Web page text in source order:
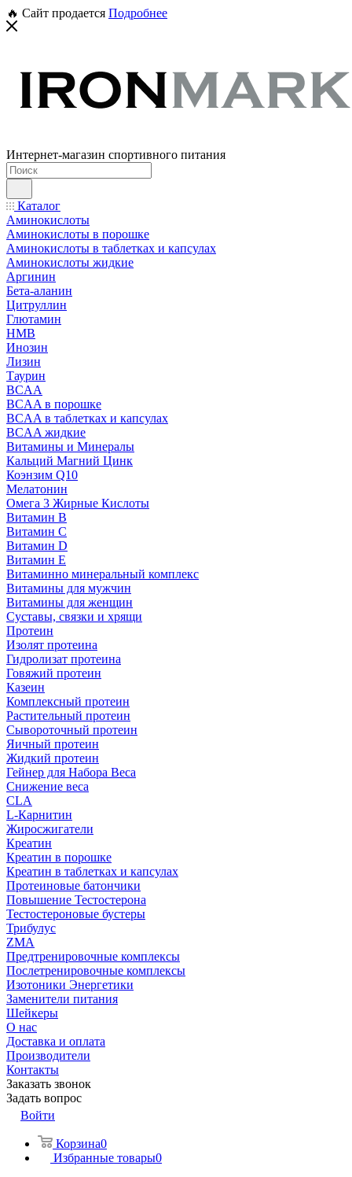
🔥 Сайт продается Подробнее
Интернет-магазин спортивного питания
Каталог
Аминокислоты
Аминокислоты в порошке
Аминокислоты в таблетках и капсулах
Аминокислоты жидкие
Аргинин
Бета-аланин
Цитруллин
Глютамин
HMB
Инозин
Лизин
Таурин
BCAA
BCAA в порошке
BCAA в таблетках и капсулах
BCAA жидкие
Витамины и Минералы
Кальций Магний Цинк
Коэнзим Q10
Мелатонин
Омега 3 Жирные Кислоты
Витамин B
Витамин C
Витамин D
Витамин E
Витаминно минеральный комплекс
Витамины для мужчин
Витамины для женщин
Суставы, связки и хрящи
Протеин
Изолят протеина
Гидролизат протеина
Говяжий протеин
Казеин
Комплексный протеин
Растительный протеин
Сывороточный протеин
Яичный протеин
Жидкий протеин
Гейнер для Набора Веса
Снижение веса
CLA
L-Карнитин
Жиросжигатели
Креатин
Креатин в порошке
Креатин в таблетках и капсулах
Протеиновые батончики
Повышение Тестостерона
Тестостероновые бустеры
Трибулус
ZMA
Предтренировочные комплексы
Послетренировочные комплексы
Изотоники Энергетики
Заменители питания
Шейкеры
О нас
Доставка и оплата
Производители
Контакты
Заказать звонок
Задать вопрос
Войти
Корзина0
Избранные товары0